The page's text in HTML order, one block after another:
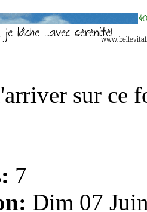
sur ce
7
Dim 07